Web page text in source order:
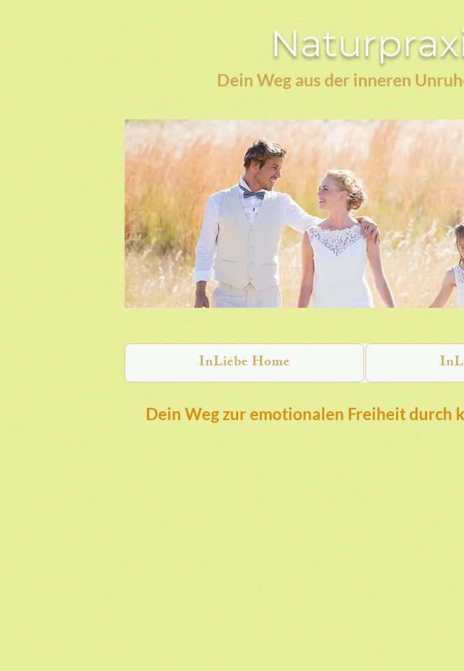
Dein Weg aus der inneren
InLiebe Home
Dein Weg zur emotionalen Freiheit